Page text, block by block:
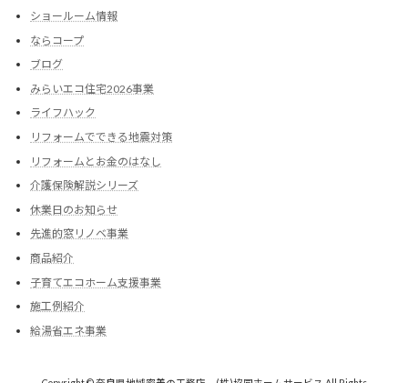
ショールーム情報
ならコープ
ブログ
みらいエコ住宅2026事業
ライフハック
リフォームでできる地震対策
リフォームとお金のはなし
介護保険解説シリーズ
休業日のお知らせ
先進的窓リノベ事業
商品紹介
子育てエコホーム支援事業
施工例紹介
給湯省エネ事業